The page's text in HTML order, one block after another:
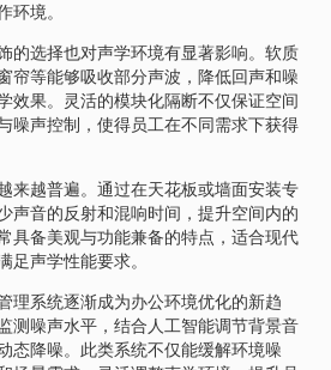
环境。
的选择也对声学环境有显著影响。软质
帘等能够吸收部分声波，降低回声和噪
效果。灵活的模块化隔断不仅保证空间
噪声控制，使得员工在不同需求下获得
来越普遍。通过在天花板或墙面安装专
声音的反射和混响时间，提升空间内的
具备美观与功能兼备的特点，适合现代
足声学性能要求。
理系统逐渐成为办公环境优化的新趋
测噪声水平，结合人工智能调节背景音
态降噪。此类系统不仅能缓解环境噪